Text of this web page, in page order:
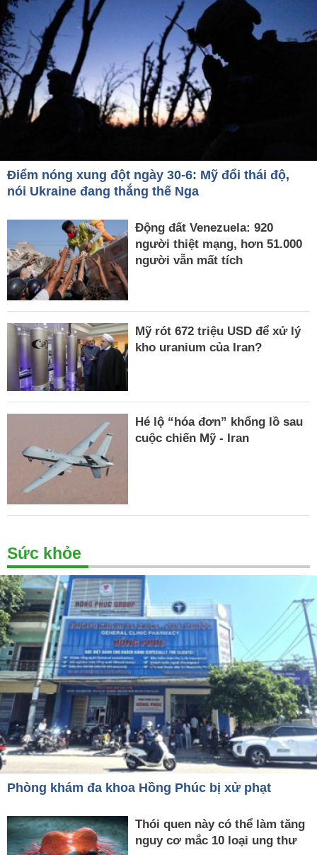
Điểm nóng xung đột ngày 30-6: Mỹ đổi thái độ,
nói Ukraine đang thắng thế Nga
Động đất Venezuela: 920
người thiệt mạng, hơn 51.000
người vẫn mất tích
Mỹ rót 672 triệu USD để xử lý
kho uranium của Iran?
Hé lộ “hóa đơn” khổng lồ sau
cuộc chiến Mỹ - Iran
Sức khỏe
Phòng khám đa khoa Hồng Phúc bị xử phạt
Thói quen này có thể làm tăng
nguy cơ mắc 10 loại ung thư